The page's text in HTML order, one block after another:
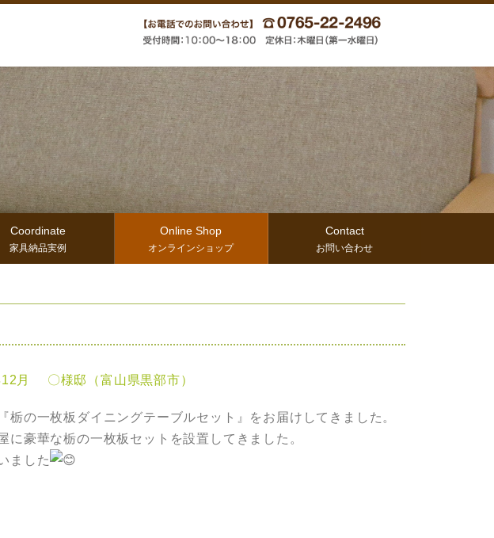
Coordinate
家具納品実例
Online Shop
オンラインショップ
Contact
お問い合わせ
月 〇様邸（富山県黒部市）
栃の一枚板ダイニングテーブルセット』をお届けしてきました。
に豪華な栃の一枚板セットを設置してきました。
ました